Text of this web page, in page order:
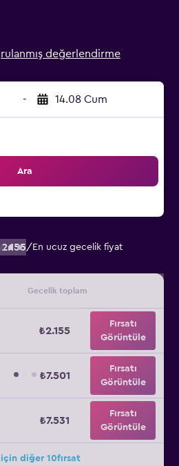
değerlendirme
- 14.08 Cum
Ara
/ En ucuz gecelik fiyat
Gecelik toplam
₺2.155
Fırsatı
Görüntüle
₺7.501
Fırsatı
Görüntüle
₺7.531
Fırsatı
Görüntüle
diğer 10fırsat